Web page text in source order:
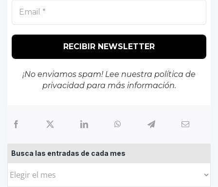
¡No enviamos spam! Lee nuestra política de
privacidadpara más información.
Busca las entradas de cada mes
Busca